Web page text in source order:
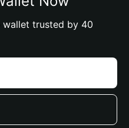
wallet trusted by 40